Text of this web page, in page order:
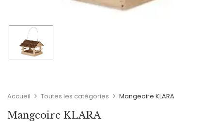
Accueil Toutes les catégories Mangeoire KLARA
Mangeoire KLARA